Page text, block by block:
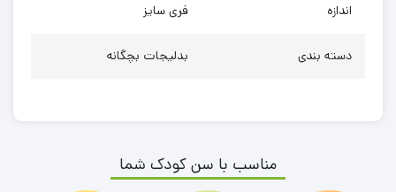
اندازه فری سایز
دسته بندی بدلیجات بچگانه
مناسب با سن کودک شما